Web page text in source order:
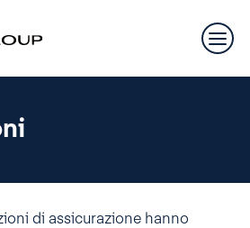
di assicurazione hanno